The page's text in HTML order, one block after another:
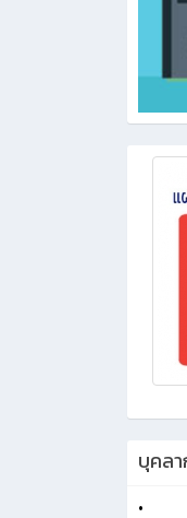
บุคล
•